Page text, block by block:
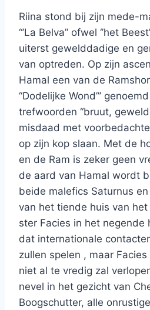
Riina stond bij zijn mede-
“’La Belva” ofwel ‘’het
uiterst gewelddadige en
van optreden. Op zijn
Hamal een van de
“Dodelijke Wond”’
trefwoorden “bruut,
misdaad met
op zijn kop slaan. Met de
en de Ram is zeker geen
de aard van Hamal wordt
beide malefics Saturnus
van het tiende huis van
ster Facies in het negende
dat internationale
zullen spelen , maar
niet al te vredig zal
nevel in het gezicht van
Boogschutter, alle